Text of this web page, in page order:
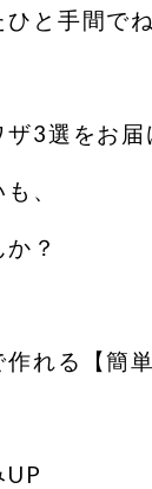
と手間で
3選をお届
、
？
れる【簡
UP